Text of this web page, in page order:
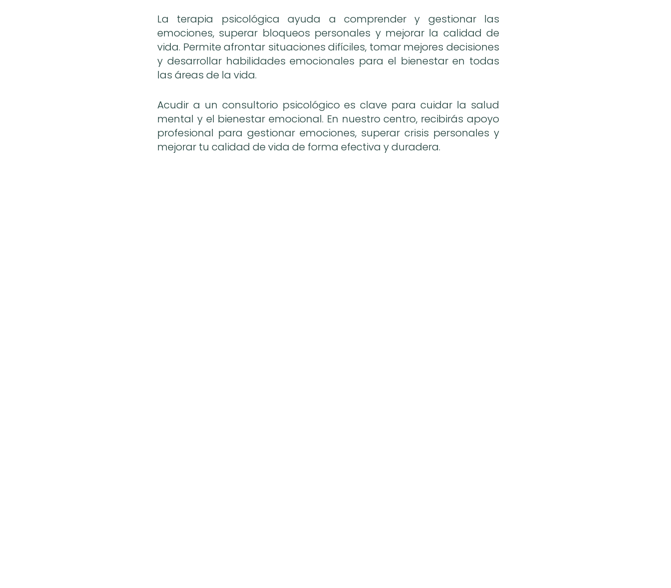
La terapia psicológica ayuda a comprender y gestionar las
emociones, superar bloqueos personales y mejorar la calidad de
vida. Permite afrontar situaciones difíciles, tomar mejores decisiones
y desarrollar habilidades emocionales para el bienestar en todas
las áreas de la vida.
Acudir a un consultorio psicológico es clave para cuidar la salud
mental y el bienestar emocional. En nuestro centro, recibirás apoyo
profesional para gestionar emociones, superar crisis personales y
mejorar tu calidad de vida de forma efectiva y duradera.